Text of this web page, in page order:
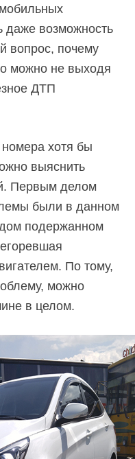
даже возможность
вопрос, почему
можно не выходя
ДТП
хотя бы
выяснить
Первым делом
были в данном
подержанном
По тому,
можно
в целом.